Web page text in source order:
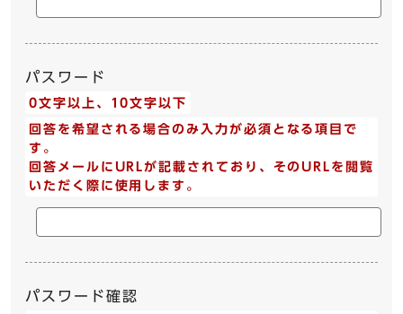
パスワード
0文字以上、10文字以下
回答を希望される場合のみ入力が必須となる項目で
す。
回答メールにURLが記載されており、そのURLを閲覧
いただく際に使用します。
パスワード確認